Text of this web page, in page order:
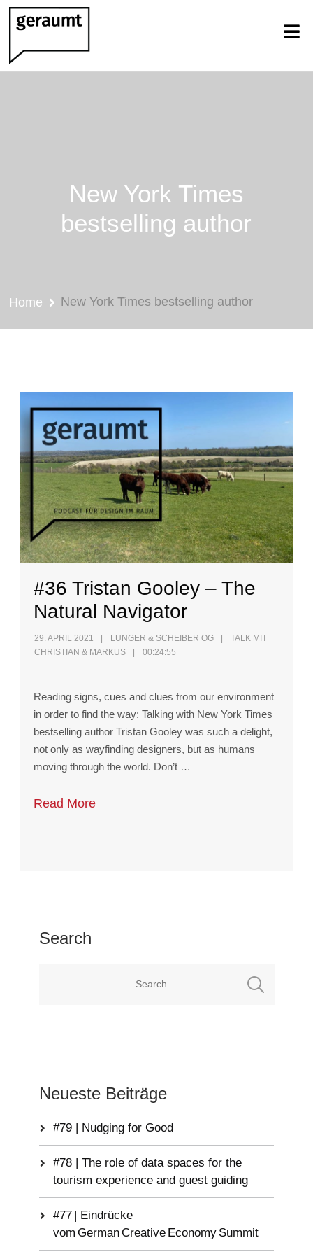
New York Times
bestselling author
Home New York Times bestselling author
#36 Tristan Gooley – The
Natural Navigator
29. APRIL 2021 LUNGER & SCHEIBER OG
TALK MIT
CHRISTIAN & MARKUS
00:24:55
Reading signs, cues and clues from our environment
in order to find the way: Talking with New York Times
bestselling author Tristan Gooley was such a delight,
not only as wayfinding designers, but as humans
moving through the world. Don’t …
Read More
Search
Neueste Beiträge
#79 | Nudging for Good
#78 | The role of data spaces for the
tourism experience and guest guiding
#77 | Eindrücke
vom German Creative Economy Summit